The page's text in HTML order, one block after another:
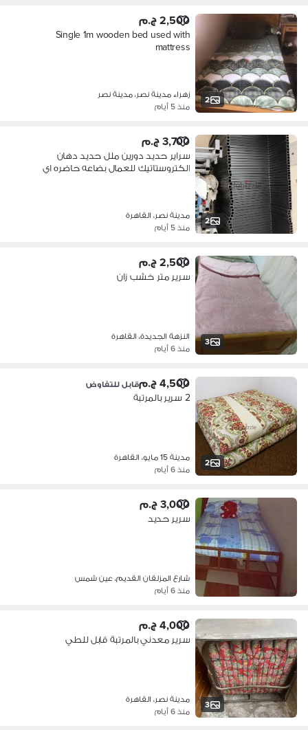
2
2,500 ج.م
Single 1m wooden bed used with
mattress
زهراء مدينة نصر، مدينة نصر
منذ 5 أيام
2
3,700 ج.م
سراير حديد دورين ملل حديد دهان
الكتروستاتيك للعمال بضاعه حاضره اي
مدينة نصر، القاهرة
منذ 5 أيام
3
2,500 ج.م
سرير متر خشب زان
النزهة الجديدة، القاهرة
منذ 6 أيام
2
4,500 ج.م قابل للتفاوض
2 سرير بالمرتبة
مدينة 15 مايو، القاهرة
منذ 6 أيام
3,000 ج.م
سرير حديد
شارع المزلقان القديم، عين شمس
منذ 6 أيام
3
4,000 ج.م
سرير معدني بالمرتبة قابل للطي
مدينة نصر، القاهرة
منذ 6 أيام